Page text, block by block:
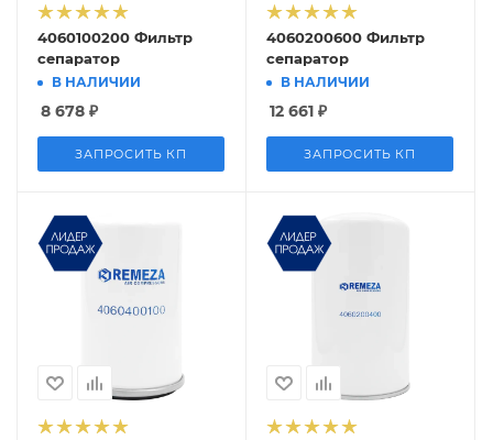
4060100200 Фильтр
сепаратор
В НАЛИЧИИ
8 678 ₽
ЗАПРОСИТЬ КП
4060200600 Фильтр
сепаратор
В НАЛИЧИИ
12 661 ₽
ЗАПРОСИТЬ КП